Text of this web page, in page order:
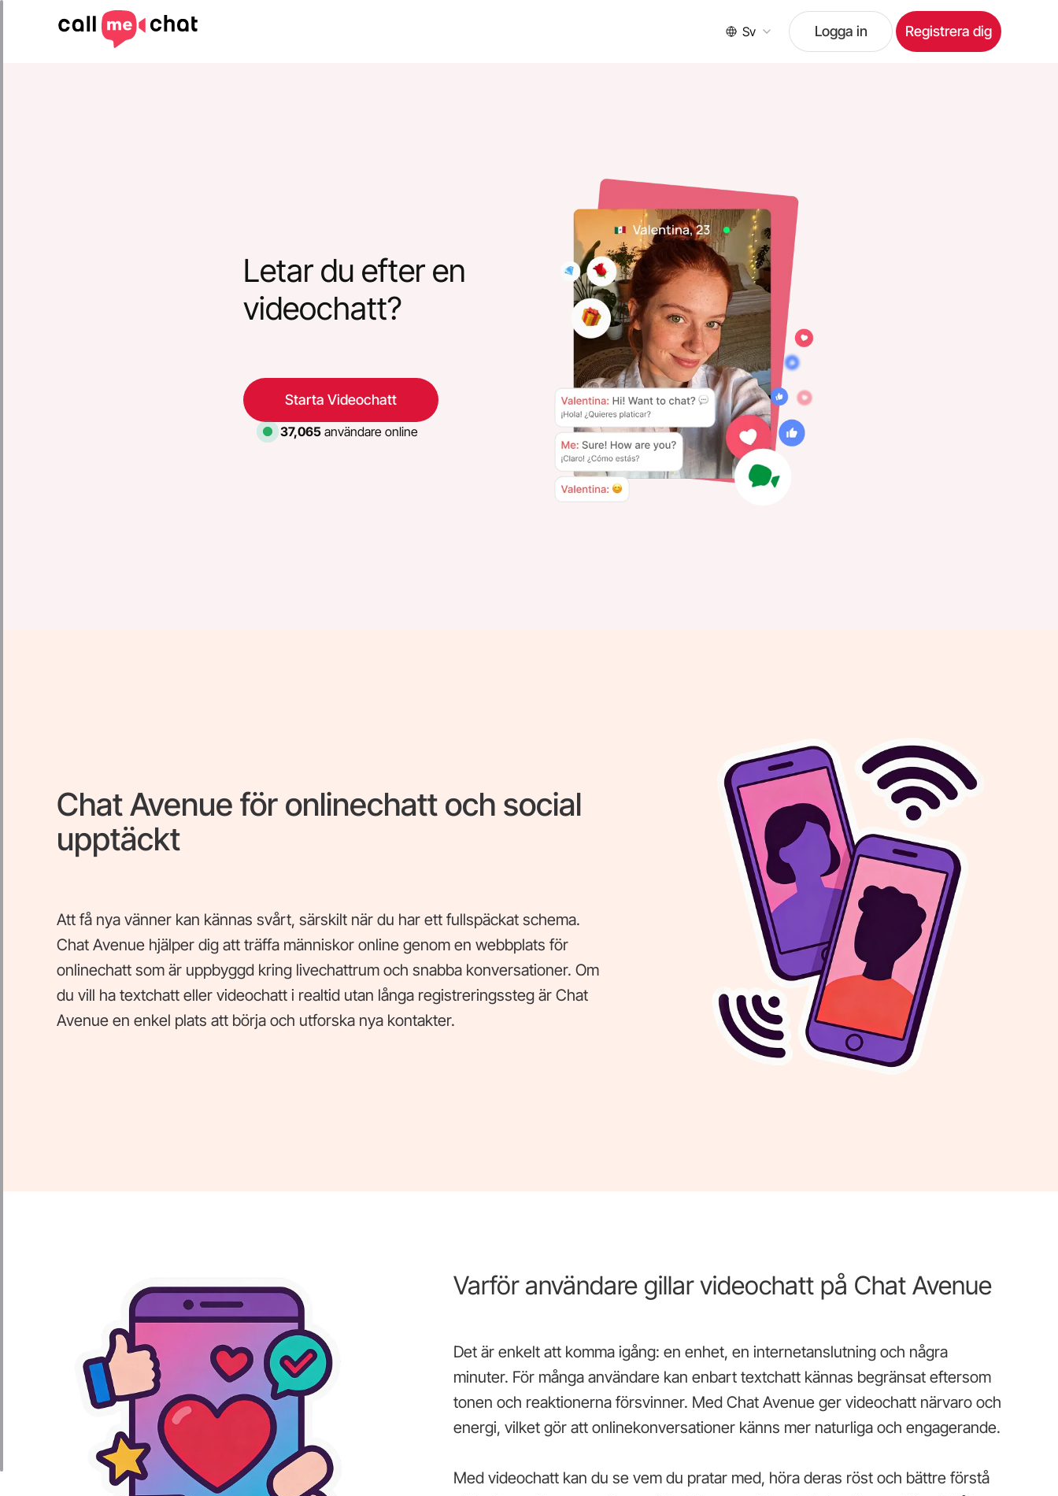
Sv Logga in Registrera dig
Letar du efter en
videochatt?
Starta Videochatt
37,065 användare online
Chat Avenue för onlinechatt och social
upptäckt
Att få nya vänner kan kännas svårt, särskilt när du har ett fullspäckat schema.
Chat Avenue hjälper dig att träffa människor online genom en webbplats för
onlinechatt som är uppbyggd kring livechattrum och snabba konversationer. Om
du vill ha textchatt eller videochatt i realtid utan långa registreringssteg är Chat
Avenue en enkel plats att börja och utforska nya kontakter.
Varför användare gillar videochatt på Chat Avenue
Det är enkelt att komma igång: en enhet, en internetanslutning och några
minuter. För många användare kan enbart textchatt kännas begränsat eftersom
tonen och reaktionerna försvinner. Med Chat Avenue ger videochatt närvaro och
energi, vilket gör att onlinekonversationer känns mer naturliga och engagerande.
Med videochatt kan du se vem du pratar med, höra deras röst och bättre förstå